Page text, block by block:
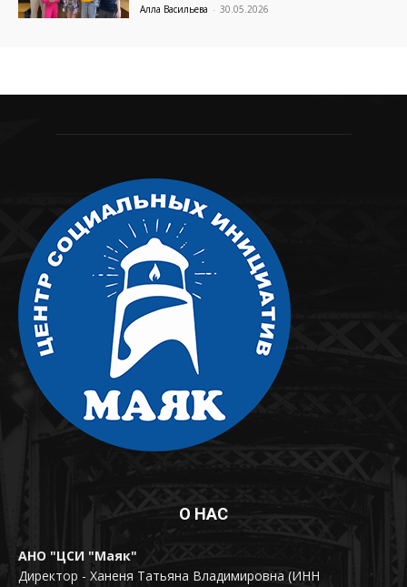
Алла Васильева - 30.05.2026
О НАС
АНО "ЦСИ "Маяк"
Директор - Ханеня Татьяна Владимировна (ИНН